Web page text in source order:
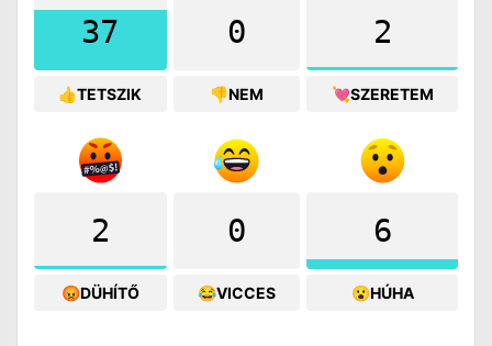
37
👍TETSZIK
0
👎NEM
2
💘SZERETEM
2
😡DÜHÍTŐ
0
😂VICCES
6
😮HÚHA